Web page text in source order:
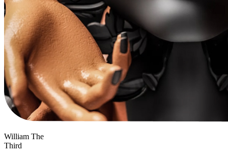
William The
Third